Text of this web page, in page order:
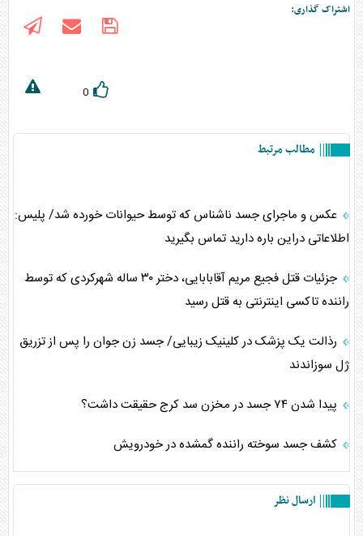
اشتراک گذاری:
0
مطالب مرتبط
عکس و ماجرای جسد ناشناس که توسط حیوانات خورده شد/ پلیس:
اطلاعاتی دراین باره دارید تماس بگیرید
جزئیات قتل فجیع مریم آقابابایی، دختر ۳۰ ساله شهرکردی که توسط
راننده تاکسی اینترنتی به قتل رسید
رذالت یک پزشک در کلینیک زیبایی/ جسد زن جوان را پس از تزریق
ژل سوزاندند
پیدا شدن ۷۴ جسد در مخزن سد کرج حقیقت داشت؟
کشف جسد سوخته راننده گمشده در خودرویش
ارسال نظر